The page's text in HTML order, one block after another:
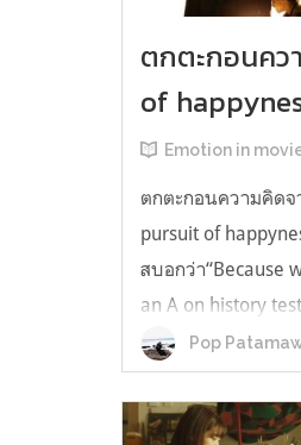
ตกตะกอนคว
of
Emotion in
ตกตะกอนความคิดจ
pursuit of
สบอกว่า“Because
an A on history
good feeling
be. And then I
“เพราะตอนเป็นเด็ก
Pop